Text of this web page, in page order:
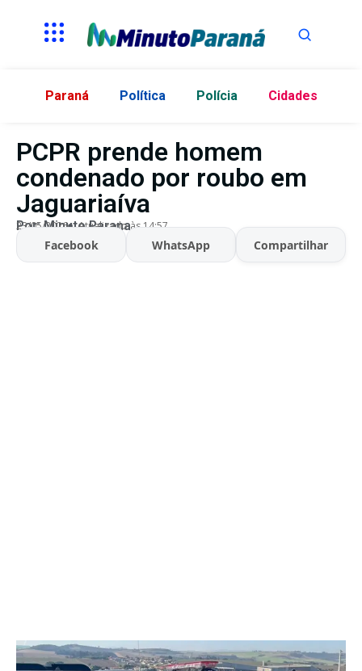
Paraná Política Polícia Cidades
PCPR prende homem
condenado por roubo em
Jaguariaíva
Por:Minuto Parana
23/05/2026 Atualizado às 14:57
Facebook WhatsApp Compartilhar